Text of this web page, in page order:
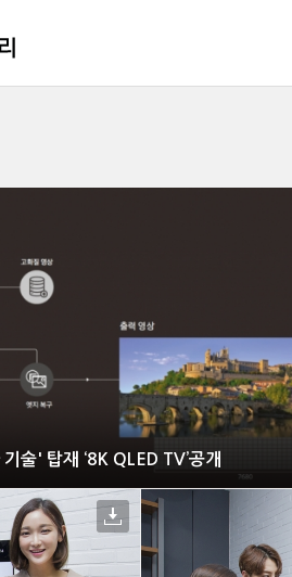
술' 탑재 ‘8K QLED TV’공개